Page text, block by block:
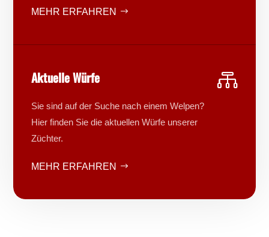
MEHR ERFAHREN

Aktuelle Würfe
Sie sind auf der Suche nach einem Welpen?
Hier finden Sie die aktuellen Würfe unserer
Züchter.
MEHR ERFAHREN